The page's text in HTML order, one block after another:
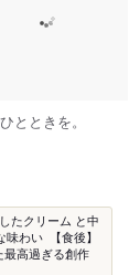
とときを。
たクリーム と中
わい⁡ ⁡ 【食後】
最高過ぎる創作